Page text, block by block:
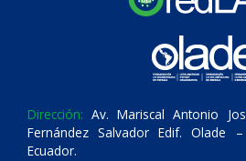
Dirección: Av. Mariscal Antonio
Fernández Salvador Edif. Olade
Ecuador.